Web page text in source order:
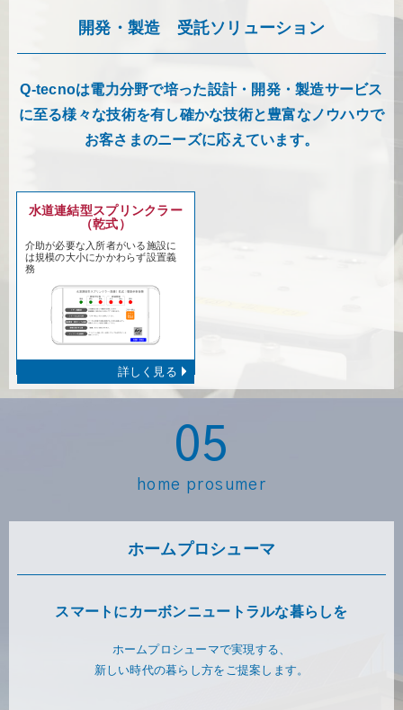
開発・製造 受託ソリューション
Q-tecnoは電力分野で培った設計・開発・製造サービス
に至る様々な技術を有し確かな技術と豊富なノウハウで
お客さまのニーズに応えています。
水道連結型スプリンクラー
（乾式）
介助が必要な入所者がいる施設に
は規模の大小にかかわらず設置義
務
詳しく見る
05
home prosumer
ホームプロシューマ
スマートにカーボンニュートラルな暮らしを
ホームプロシューマで実現する、
新しい時代の暮らし方をご提案します。